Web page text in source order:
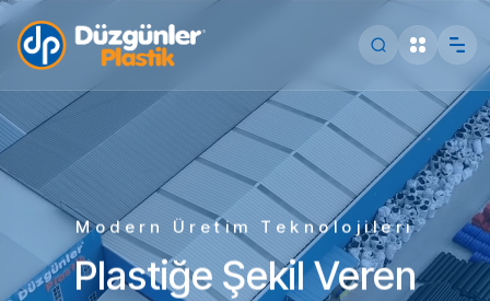
Modern Üretim Teknolojileri
Plastiğe Şekil Veren